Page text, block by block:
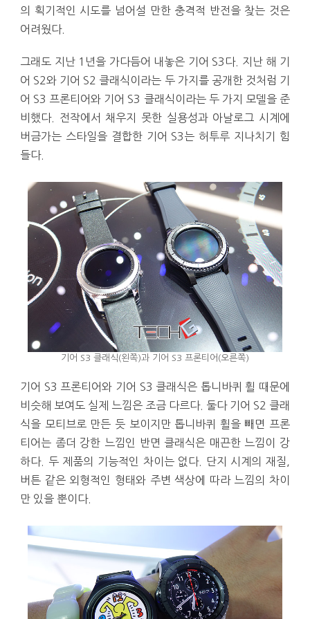
의 획기적인 시도를 넘어설 만한 충격적 반전을 찾는 것은
어려웠다.
그래도 지난 1년을 가다듬어 내놓은 기어 S3다. 지난 해 기
어 S2와 기어 S2 클래식이라는 두 가지를 공개한 것처럼 기
어 S3 프론티어와 기어 S3 클래식이라는 두 가지 모델을 준
비했다. 전작에서 채우지 못한 실용성과 아날로그 시계에
버금가는 스타일을 결합한 기어 S3는 허투루 지나치기 힘
들다.
기어 S3 클래식(왼쪽)과 기어 S3 프론티어(오른쪽)
기어 S3 프론티어와 기어 S3 클래식은 톱니바퀴 휠 때문에
비슷해 보여도 실제 느낌은 조금 다르다. 둘다 기어 S2 클래
식을 모티브로 만든 듯 보이지만 톱니바퀴 휠을 빼면 프론
티어는 좀더 강한 느낌인 반면 클래식은 매끈한 느낌이 강
하다. 두 제품의 기능적인 차이는 없다. 단지 시계의 재질,
버튼 같은 외형적인 형태와 주변 색상에 따라 느낌의 차이
만 있을 뿐이다.